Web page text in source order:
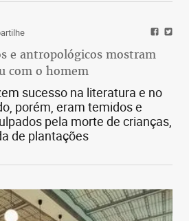
e antropológicos mostram
com o homem
sucesso na literatura e no
porém, eram temidos e
pela morte de crianças,
de plantações